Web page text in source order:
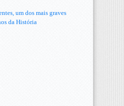
um dos mais graves
da História